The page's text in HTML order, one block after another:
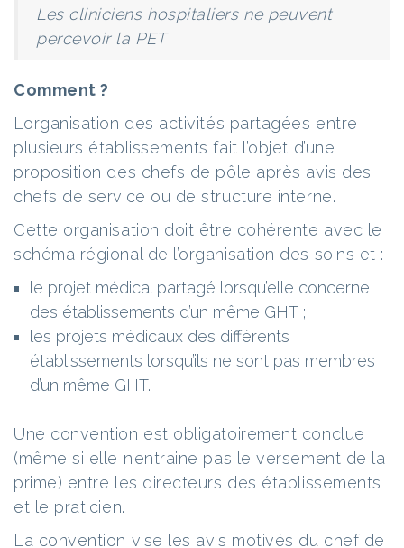
Les cliniciens hospitaliers ne peuvent
percevoir la PET
Comment ?
L’organisation des activités partagées entre
plusieurs établissements fait l’objet d’une
proposition des chefs de pôle après avis des
chefs de service ou de structure interne.
Cette organisation doit être cohérente avec le
schéma régional de l’organisation des soins et :
le projet médical partagé lorsqu’elle concerne
des établissements d’un même GHT ;
les projets médicaux des différents
établissements lorsqu’ils ne sont pas membres
d’un même GHT.
Une convention est obligatoirement conclue
(même si elle n’entraine pas le versement de la
prime) entre les directeurs des établissements
et le praticien.
La convention vise les avis motivés du chef de